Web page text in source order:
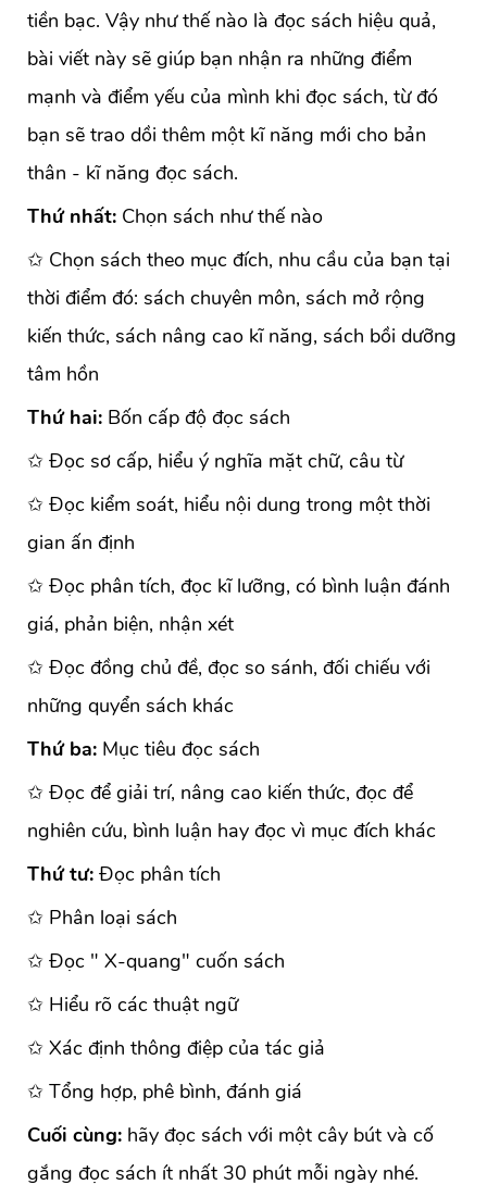
tiền bạc. Vậy như thế nào là đọc sách hiệu quả,
bài viết này sẽ giúp bạn nhận ra những điểm
mạnh và điểm yếu của mình khi đọc sách, từ đó
bạn sẽ trao dồi thêm một kĩ năng mới cho bản
thân - kĩ năng đọc sách.
Thứ nhất: Chọn sách như thế nào
✩ Chọn sách theo mục đích, nhu cầu của bạn tại
thời điểm đó: sách chuyên môn, sách mở rộng
kiến thức, sách nâng cao kĩ năng, sách bồi dưỡng
tâm hồn
Thứ hai: Bốn cấp độ đọc sách
✩ Đọc sơ cấp, hiểu ý nghĩa mặt chữ, câu từ
✩ Đọc kiểm soát, hiểu nội dung trong một thời
gian ấn định
✩ Đọc phân tích, đọc kĩ lưỡng, có bình luận đánh
giá, phản biện, nhận xét
✩ Đọc đồng chủ đề, đọc so sánh, đối chiếu với
những quyển sách khác
Thứ ba: Mục tiêu đọc sách
✩ Đọc để giải trí, nâng cao kiến thức, đọc để
nghiên cứu, bình luận hay đọc vì mục đích khác
Thứ tư: Đọc phân tích
✩ Phân loại sách
✩ Đọc " X-quang" cuốn sách
✩ Hiểu rõ các thuật ngữ
✩ Xác định thông điệp của tác giả
✩ Tổng hợp, phê bình, đánh giá
Cuối cùng: hãy đọc sách với một cây bút và cố
gắng đọc sách ít nhất 30 phút mỗi ngày nhé.